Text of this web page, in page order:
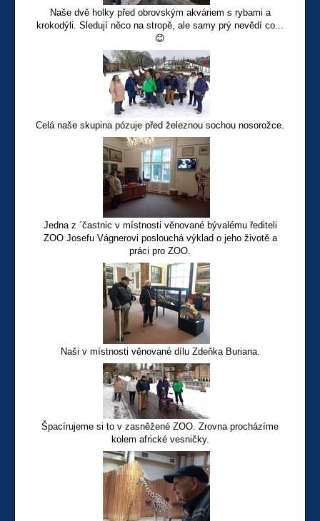
Naše dvě holky před obrovským akváriem s rybami a
krokodýli. Sledují něco na stropě, ale samy prý nevědí co...
😊
Celá naše skupina pózuje před železnou sochou nosorožce.
Jedna z ´častnic v místnosti věnované bývalému řediteli
ZOO Josefu Vágnerovi poslouchá výklad o jeho životě a
práci pro ZOO.
Naši v místnosti věnované dílu Zdeňka Buriana.
Špacírujeme si to v zasněžené ZOO. Zrovna procházíme
kolem africké vesničky.